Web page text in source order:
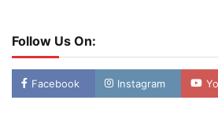
Follow Us On:
Facebook Instagram